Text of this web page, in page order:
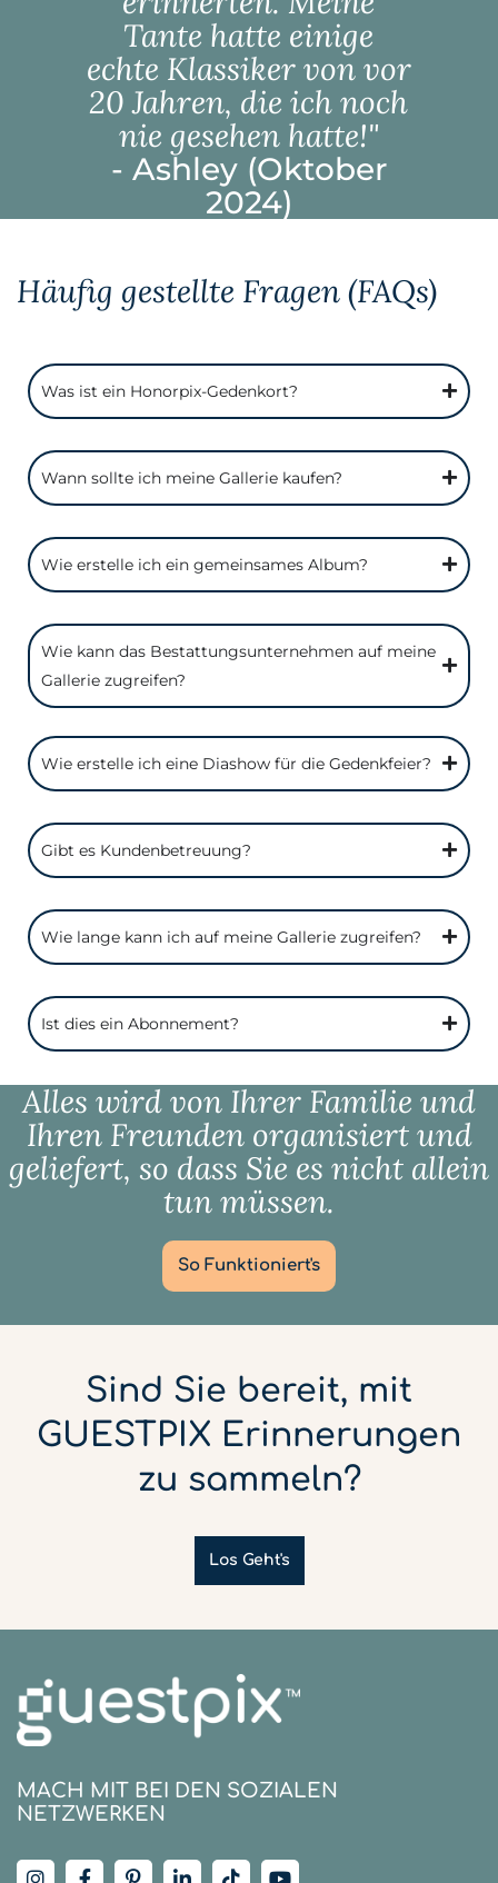
Tante hatte einige
echte Klassiker von vor
20 Jahren, die ich noch
nie gesehen hatte!"
- Ashley (Oktober
2024)
Häufig gestellte Fragen (FAQs)
Was ist ein Honorpix-Gedenkort?
Wann sollte ich meine Gallerie kaufen?
Wie erstelle ich ein gemeinsames Album?
Wie kann das Bestattungsunternehmen auf meine
Gallerie zugreifen?
Wie erstelle ich eine Diashow für die Gedenkfeier?
Gibt es Kundenbetreuung?
Wie lange kann ich auf meine Gallerie zugreifen?
Ist dies ein Abonnement?
Alles wird von Ihrer Familie und
Ihren Freunden organisiert und
geliefert, so dass Sie es nicht allein
tun müssen.
So Funktioniert's
Sind Sie bereit, mit
GUESTPIX Erinnerungen
zu sammeln?
Los Geht's
MACH MIT BEI DEN SOZIALEN
NETZWERKEN